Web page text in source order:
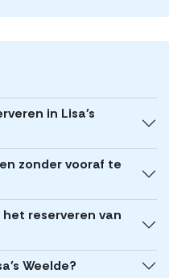
in Lisa's
zonder vooraf te
reserveren van
Weelde?